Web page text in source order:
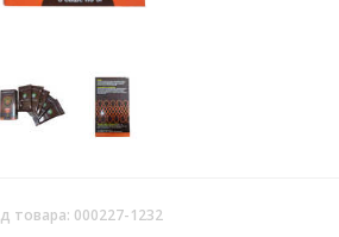
товара: 000227-1232